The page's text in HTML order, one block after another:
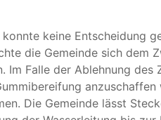
keine Entscheidung
die Gemeinde sich dem
Falle der Ablehnung
Die Gemeinde lässt